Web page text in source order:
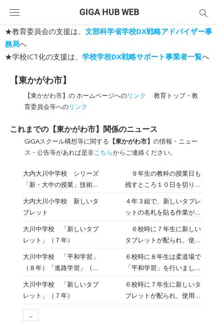
content
GIGA HUB WEB
★教育委員会の支援は、 文部科学省学校DX戦略アドバイザー事
務局へ
★学校ICT化の支援は、 学校学校DX戦略サポート事業者一覧へ
【東かがわ市】
【東かがわ市】の ホームページへのリンク
教育トップ・教
育委員会等へのリンク
これまでの【東かがわ市】関係のニュース
GIGAスクール構想等に関する 【東かがわ市】 の情報・ニュー
ス・公告等があれば是非こちらからご連絡ください。
大内大川中学校 シリーズ
「新・大中の授業」技術・
９年生の教科の授業日も
残すところ１０日を切り、
段階となっています。技術
分野の授業では、これまで
の学習のまとめとして「自
動走行ロボをプログラミン
グしよう」という課題に取
り組んでいます。今週は
「自動運転」に必要な技術
として「認知」「判断」
「制御」があることを理解
大内大川小学校 新しいタ
ブレット
４年３組で、新しいタブレ
ットの名札を貼る作業があ
生が、１人ずつタブレット
の管理番号を確認しながら
渡しました。児童は、先生
の説明を聞いて、所定の場
所に自分の名前シールを貼
りました。名前シールがは
がれないように、上からテ
大川中学校 「新しいタブ
レット」（７年）
６校時に７年生に新しい
タブレットが配られ、使用
これまで使用していた物と
はOSが変更され、アプリ
なども新しくなります。大
切に使って、学習に活用し
大川中学校 「平和学習」
（８年）「進路学習」（７
６校時に８年生は柔道場で
「平和学習」を行いまし
学習してきた近代・現代史
を振り返りながら「なぜ戦
大川中学校 「新しいタブ
レット」（７年）
６校時に７年生に新しいタ
ブレットが配られ、使用の
→